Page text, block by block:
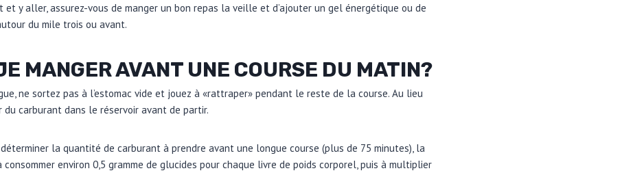
y aller, assurez-vous de manger un bon repas la veille et d’ajouter un gel énergétique ou de
du mile trois ou avant.
MANGER AVANT UNE COURSE DU MATIN?
ne sortez pas à l’estomac vide et jouez à «rattraper» pendant le reste de la course. Au lieu
du carburant dans le réservoir avant de partir.
la quantité de carburant à prendre avant une longue course (plus de 75 minutes), la
environ 0,5 gramme de glucides pour chaque livre de poids corporel, puis à multiplier